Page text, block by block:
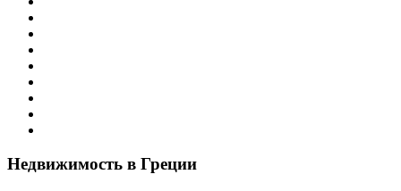
Недвижимость в Греции